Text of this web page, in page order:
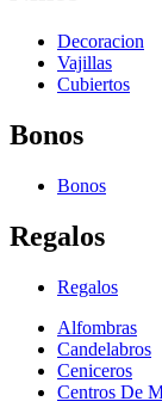
Decoracion
Vajillas
Cubiertos
Bonos
Bonos
Regalos
Regalos
Alfombras
Candelabros
Ceniceros
Centros De